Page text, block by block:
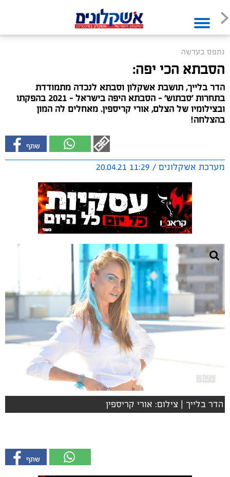
נתפס בעדשה
הסבתא הכי יפה:
הדר בלייך, תושבת אשקלון וסבתא לנכדה מתמודדת
בתחרות ׳סבתוש׳ - הסבתא היפה בישראל - 2021 בהפקתו
ובצילומיו של הצלם, אורי קריספין. מאחלים לה המון
בהצלחה!
מערכת אשקלונים / 11:29 20.04.21
הדר בלייך | צילום: אורי קריספין